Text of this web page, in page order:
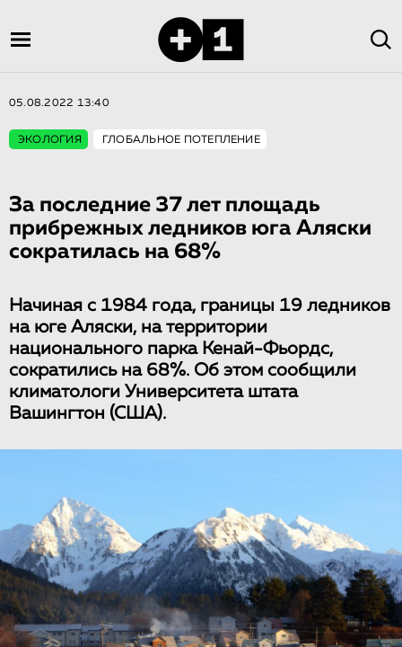
05.08.2022 13:40
ЭКОЛОГИЯ ГЛОБАЛЬНОЕ ПОТЕПЛЕНИЕ
За последние 37 лет площадь
прибрежных ледников юга Аляски
сократилась на 68%
Начиная с 1984 года, границы 19 ледников
на юге Аляски, на территории
национального парка Кенай-Фьордс,
сократились на 68%. Об этом сообщили
климатологи Университета штата
Вашингтон (США).